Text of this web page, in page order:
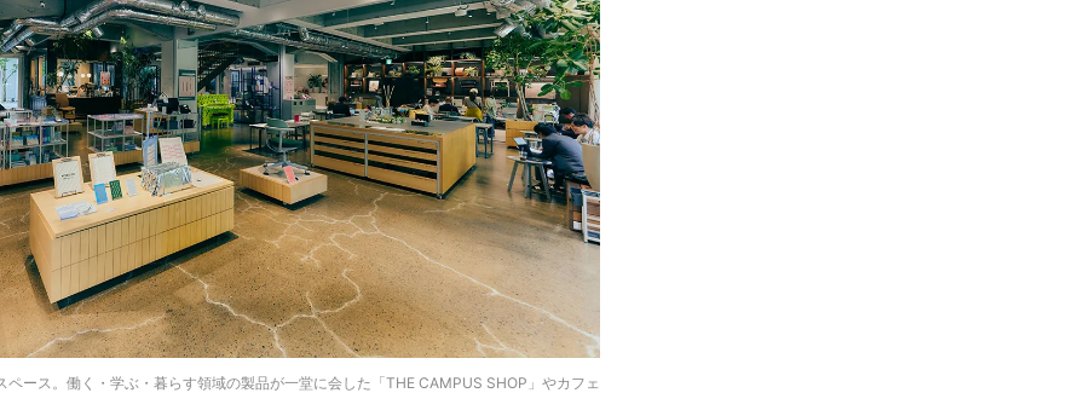
ペース。働く・学ぶ・暮らす領域の製品が一堂に会した「THE CAMPUS SHOP」やカフェ